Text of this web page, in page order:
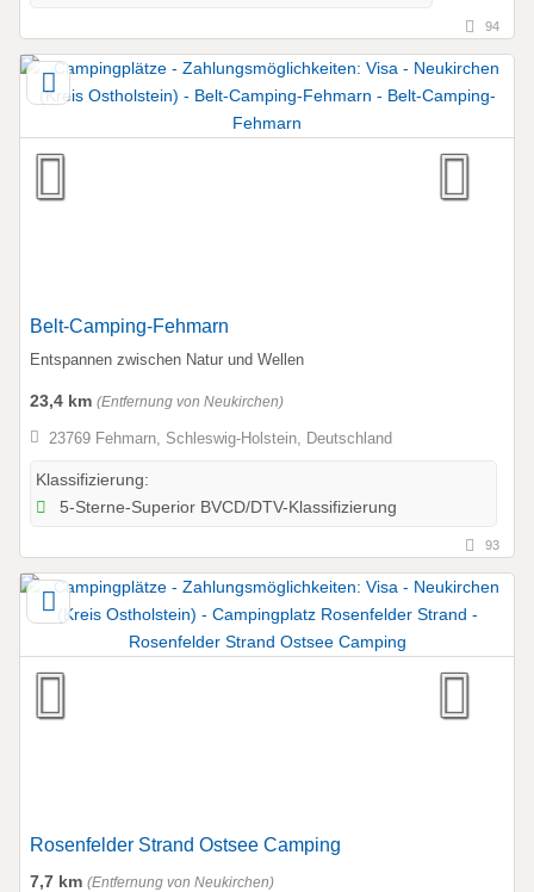
94
Belt-Camping-Fehmarn
Entspannen zwischen Natur und Wellen
23,4 km (Entfernung von Neukirchen)
23769 Fehmarn, Schleswig-Holstein, Deutschland
Klassifizierung:
5-Sterne-Superior BVCD/DTV-Klassifizierung
93
Rosenfelder Strand Ostsee Camping
7,7 km (Entfernung von Neukirchen)